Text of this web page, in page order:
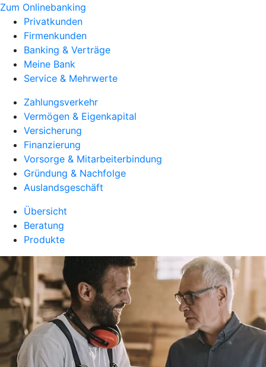
Zum Onlinebanking
Privatkunden
Firmenkunden
Banking & Verträge
Meine Bank
Service & Mehrwerte
Zahlungsverkehr
Vermögen & Eigenkapital
Versicherung
Finanzierung
Vorsorge & Mitarbeiterbindung
Gründung & Nachfolge
Auslandsgeschäft
Übersicht
Beratung
Produkte